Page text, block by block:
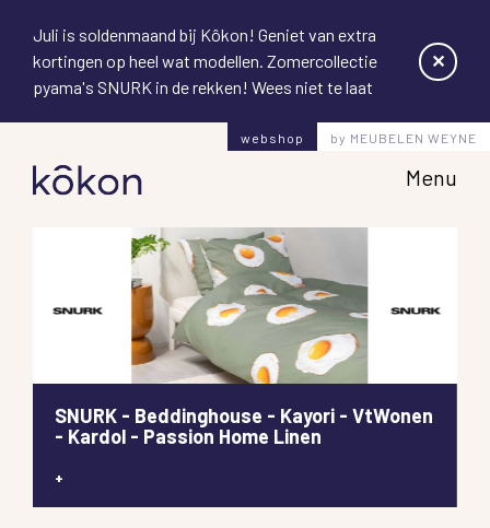
Juli is soldenmaand bij Kôkon! Geniet van extra
kortingen op heel wat modellen. Zomercollectie
pyama's SNURK in de rekken! Wees niet te laat
✕
webshop by MEUBELEN WEYNE
Menu
SNURK - Beddinghouse - Kayori - VtWonen
- Kardol - Passion Home Linen